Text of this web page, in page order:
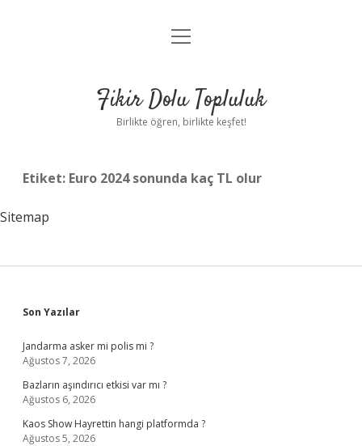
Anasayfa
Yasal Uyarı
menüyü
Fikir Dolu Topluluk
Birlikte öğren, birlikte keşfet!
Etiket: Euro 2024 sonunda kaç TL olur
Sitemap
Sidebar
Son Yazılar
Jandarma asker mi polis mi ?
Ağustos 7, 2026
Bazların aşındırıcı etkisi var mı ?
Ağustos 6, 2026
Kaos Show Hayrettin hangi platformda ?
Ağustos 5, 2026